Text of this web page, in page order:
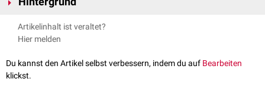
In der aktuellen Literatur der Humanmedizin wird der Begriff nicht mehr
regelhaft verwendet. Stattdessen werden die spezifischen
In der Veterinärmedizin (z.B. bei Katzen) zählen unter anderem folgende
Krankheitsbilder zu den Metropathien:
Artikelinhalt ist veraltet?
Hier melden
Du kannst den Artikel selbst verbessern, indem du auf Bearbeiten
klickst.